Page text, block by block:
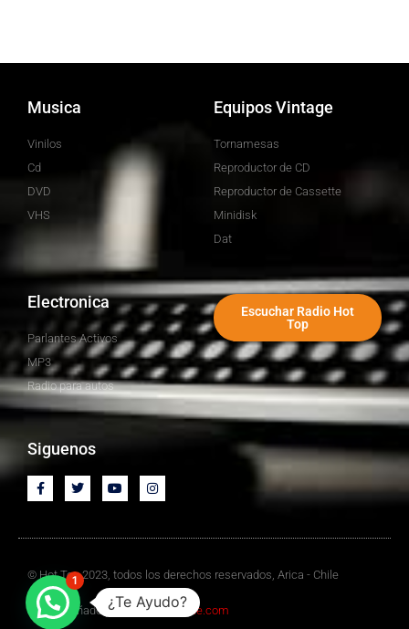
Musica
Vinilos
Cd
DVD
VHS
Equipos Vintage
Tornamesas
Reproductor de CD
Reproductor de Cassette
Minidisk
Dat
Electronica
Parlantes Activos
MP3
Radio para autos
Escuchar Radio Hot
Top
Siguenos
© Hot Top 2023, todos los derechos reservados, Arica - Chile
Sitio Diseñado por Mediawebchile.com
¿Te Ayudo?
1